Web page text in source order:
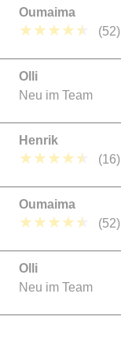
Oumaima
★★★★★ (52)
Olli
Neu im Team
Henrik
★★★★★ (16)
Oumaima
★★★★★ (52)
Olli
Neu im Team